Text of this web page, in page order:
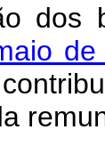
dos
de